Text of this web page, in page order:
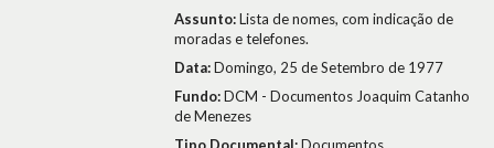
Assunto:Lista de nomes, com indicação de
moradas e telefones.
Data:Domingo, 25 de Setembro de 1977
Fundo:DCM - Documentos Joaquim Catanho
de Menezes